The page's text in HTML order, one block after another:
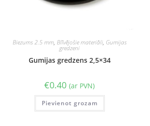
Biezums 2.5 mm, Blīvējošie materiāli, Gumijas
gredzeni
Gumijas gredzens 2,5×34
€0.40 (ar PVN)
Pievienot grozam